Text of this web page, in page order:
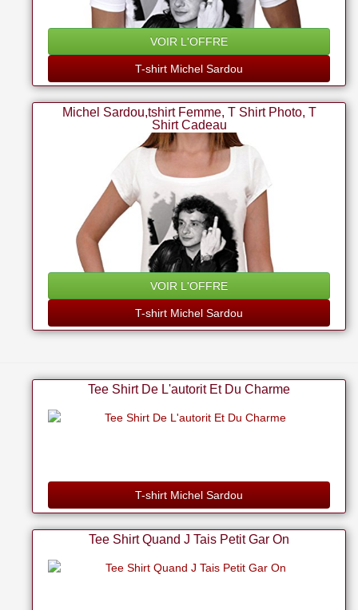
VOIR L'OFFRE
T-shirt Michel Sardou
Michel Sardou,tshirt Femme, T Shirt Photo, T
Shirt Cadeau
VOIR L'OFFRE
T-shirt Michel Sardou
Tee Shirt De L'autorit Et Du Charme
T-shirt Michel Sardou
Tee Shirt Quand J Tais Petit Gar On